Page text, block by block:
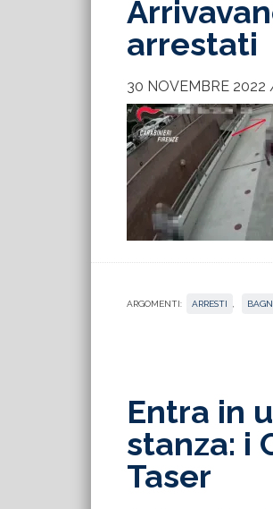
arrestati
30 NOVEMBRE 2022
ARGOMENTI: ARRESTI
Entra in
stanza: i
Taser